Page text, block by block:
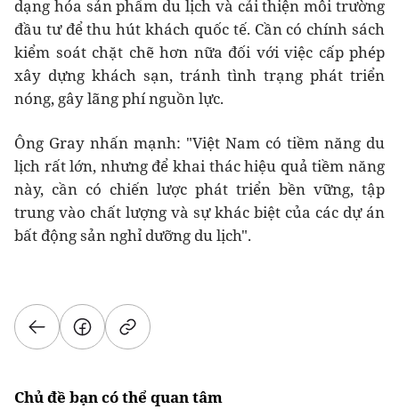
dạng hóa sản phẩm du lịch và cải thiện môi trường
đầu tư để thu hút khách quốc tế. Cần có chính sách
kiểm soát chặt chẽ hơn nữa đối với việc cấp phép
xây dựng khách sạn, tránh tình trạng phát triển
nóng, gây lãng phí nguồn lực.
Ông Gray nhấn mạnh: "Việt Nam có tiềm năng du
lịch rất lớn, nhưng để khai thác hiệu quả tiềm năng
này, cần có chiến lược phát triển bền vững, tập
trung vào chất lượng và sự khác biệt của các dự án
bất động sản nghỉ dưỡng du lịch".
Chủ đề bạn có thể quan tâm